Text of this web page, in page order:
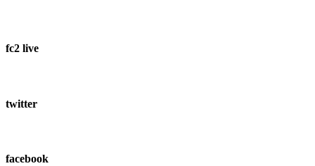
fc2 live
twitter
facebook